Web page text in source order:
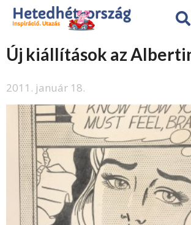
Új kiállítások az
2011. január 18.